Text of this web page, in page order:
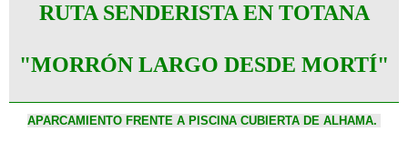
RUTA SENDERISTA EN TOTANA
"MORRÓN LARGO DESDE MORTÍ"
APARCAMIENTO FRENTE A PISCINA CUBIERTA DE ALHAMA.